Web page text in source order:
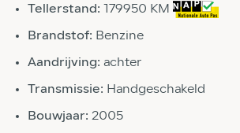
Tellerstand: 179950 KM
Brandstof: Benzine
Aandrijving: achter
Transmissie: Handgeschakeld
Bouwjaar: 2005